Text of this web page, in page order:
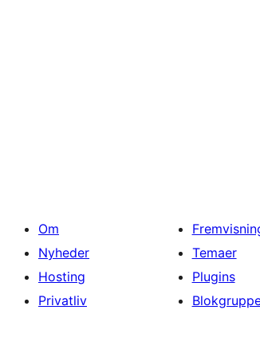
Om
Nyheder
Hosting
Privatliv
Temaer
Plugins